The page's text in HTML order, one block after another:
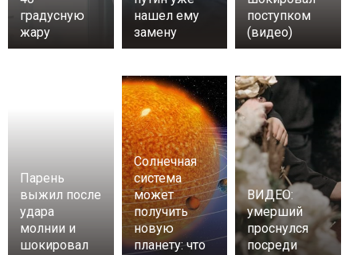
градусную
жару
нашел ему
замену
поступком
(видео)
Парень
выжил после
удара
молнии и
шокировал
Солнечная
система
может
получить
новую
планету: что
ВИДЕО:
умерший
проснулся
посреди